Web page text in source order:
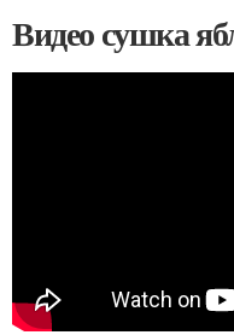
Видео сушка